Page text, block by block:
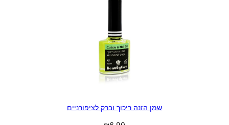
שמן הזנה ריכוך וברק לציפורניים